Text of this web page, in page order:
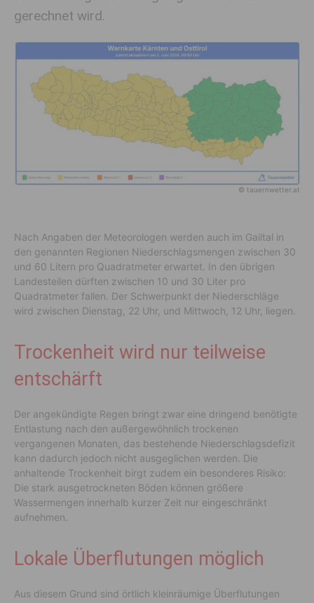
gerechnet wird.
© tauernwetter.at
Nach Angaben der Meteorologen werden auch im Gailtal in
den genannten Regionen Niederschlagsmengen zwischen 30
und 60 Litern pro Quadratmeter erwartet. In den übrigen
Landesteilen dürften zwischen 10 und 30 Liter pro
Quadratmeter fallen. Der Schwerpunkt der Niederschläge
wird zwischen Dienstag, 22 Uhr, und Mittwoch, 12 Uhr, liegen.
Trockenheit wird nur teilweise
entschärft
Der angekündigte Regen bringt zwar eine dringend benötigte
Entlastung nach den außergewöhnlich trockenen
vergangenen Monaten, das bestehende Niederschlagsdefizit
kann dadurch jedoch nicht ausgeglichen werden. Die
anhaltende Trockenheit birgt zudem ein besonderes Risiko:
Die stark ausgetrockneten Böden können größere
Wassermengen innerhalb kurzer Zeit nur eingeschränkt
aufnehmen.
Lokale Überflutungen möglich
Aus diesem Grund sind örtlich kleinräumige Überflutungen